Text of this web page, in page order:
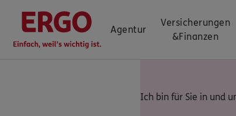
Agentur
Versicherungen
&Finanzen
Ich bin für Sie in und